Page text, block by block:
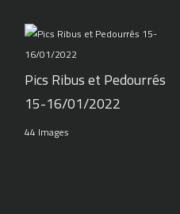
Pics Ribus et Pedourrés
15-16/01/2022
44 Images